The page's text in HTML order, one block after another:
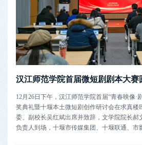
汉江师范学院首届微短剧剧本大赛
12月26日下午，汉江师范学院首届“青春映像·
奖典礼暨十堰本土微短剧创作研讨会在求真楼
委、副校长吴红斌出席并致辞，文学院院长郝
负责人到场，十堰市传媒集团、十堰联通、市